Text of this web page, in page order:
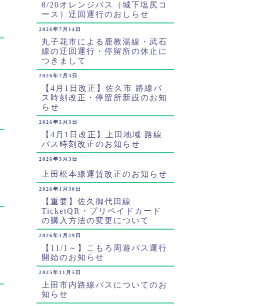
8/20オレンジバス（城下塩尻コ
ース）迂回運行のおしらせ
2026年7月14日
丸子花市による鹿教湯線・武石
線の迂回運行・停留所の休止に
つきまして
2026年7月3日
【4月1日改正】佐久市 路線バ
ス時刻改正・停留所新設のお知
らせ
2026年3月3日
【4月1日改正】上田地域 路線
バス時刻改正のお知らせ
2026年3月3日
上田松本線運賃改正のお知らせ
2026年1月30日
【重要】佐久御代田線
TicketQR・プリペイドカード
の購入方法の変更について
2026年1月29日
【11/1～】こもろ周遊バス運行
開始のお知らせ
2025年11月5日
上田市内路線バスについてのお
知らせ